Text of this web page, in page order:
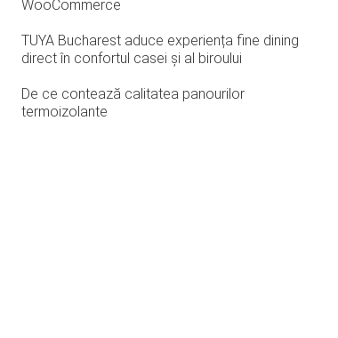
WooCommerce
TUYA Bucharest aduce experiența fine dining
direct în confortul casei și al biroului
De ce contează calitatea panourilor
termoizolante